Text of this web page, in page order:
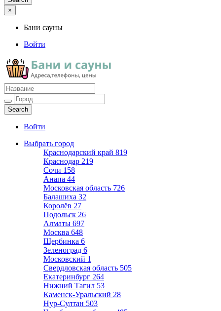
×
Бани сауны
Войти
Бани сауны
Адреса и телефоны
Войти
Выбрать город
Краснодарский край 819
Краснодар 219
Сочи 158
Анапа 44
Московская область 726
Балашиха 32
Королёв 27
Подольск 26
Алматы 697
Москва 648
Щербинка 6
Зеленоград 6
Московский 1
Свердловская область 505
Екатеринбург 264
Нижний Тагил 53
Каменск-Уральский 28
Нур-Султан 503